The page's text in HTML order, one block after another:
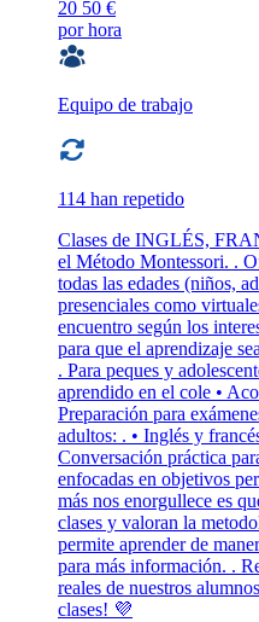
20 50 €
por hora
Equipo de trabajo
114 han repetido
Clases de INGLÉS,
el Método Montessori. .
todas las edades (niños,
presenciales como
encuentro según los
para que el aprendizaje
. Para peques y
aprendido en el cole •
Preparación para
adultos: . • Inglés y
Conversación práctica
enfocadas en objetivos
más nos enorgullece es
clases y valoran la
permite aprender de
para más información. .
reales de nuestros
clases! 💜